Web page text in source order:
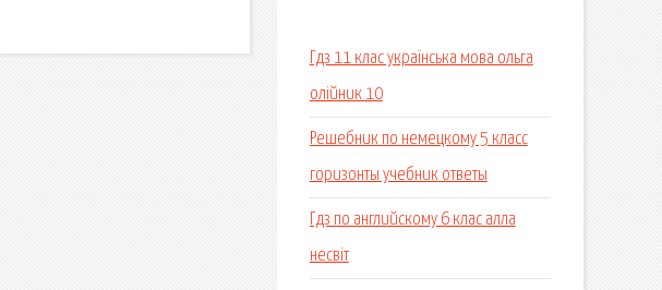
Гдз 11 клас українська мова ольга
олійник 10
Решебник по немецкому 5 класс
горизонты учебник ответы
Гдз по английскому 6 клас алла
несвіт